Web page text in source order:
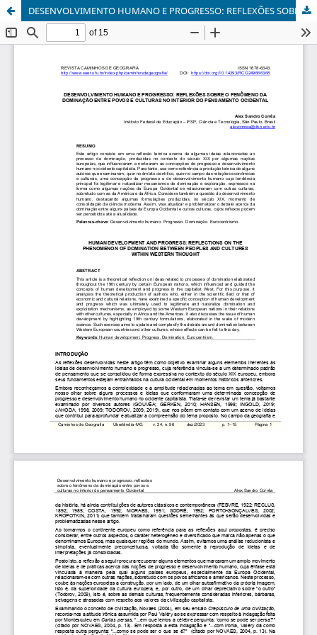
DESENVOLVIMENTO HUMANO E PROGRESSO: REFLEXÕES SOBRE O FENÔMENO DA DOMINAÇÃO ENTRE POVOS E CULTURAS NO INTERIOR DO PENSAMENTO OCIDENTAL